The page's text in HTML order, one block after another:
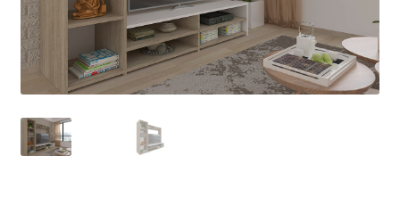
Área de Cliente